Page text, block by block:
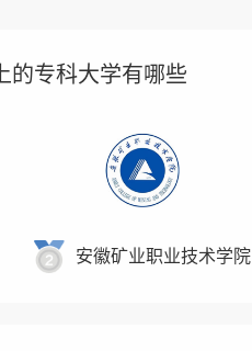
的专科大学有哪些
安徽矿业职业技术学院